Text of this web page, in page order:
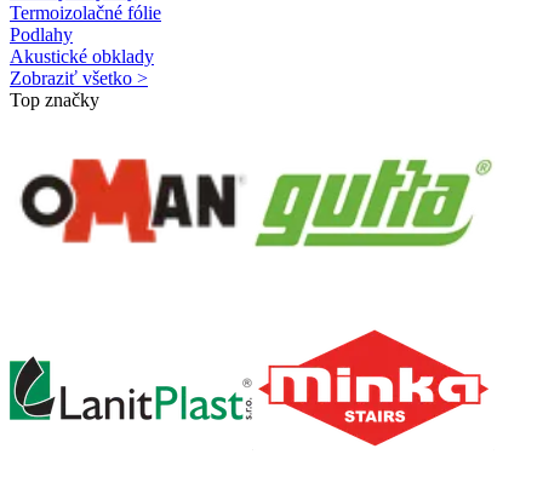
Termoizolačné fólie
Podlahy
Akustické obklady
Zobraziť všetko >
Top značky